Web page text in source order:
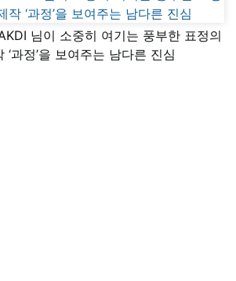
님이 소중히 여기는 풍부한 표정의
과정’을 보여주는 남다른 진심